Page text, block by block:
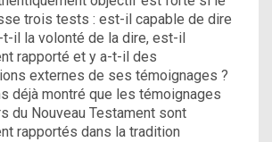
trois tests : est-il capable de dire
t-il la volonté de la dire, est-il
rapporté et y a-t-il des
externes de ses témoignages ?
déjà montré que les témoignages
du Nouveau Testament sont
rapportés dans la tradition